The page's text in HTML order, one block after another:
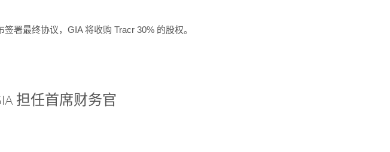
署最终协议，GIA 将收购 Tracr 30% 的股权。
担任首席财务官